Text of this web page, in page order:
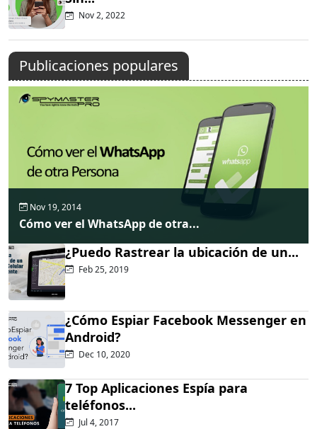
Nov 2, 2022
Publicaciones populares
Nov 19, 2014
Cómo ver el WhatsApp de otra...
¿Puedo Rastrear la ubicación de un...
Feb 25, 2019
¿Cómo Espiar Facebook Messenger en
Android?
Dec 10, 2020
7 Top Aplicaciones Espía para
teléfonos...
Jul 4, 2017